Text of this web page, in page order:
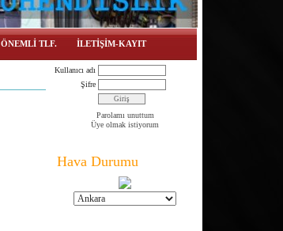
ÖNEMLİ TLF. İLETİŞİM-KAYIT
Kullanıcı adı
Şifre
Parolamı unuttum
Üye olmak istiyorum
Hava Durumu